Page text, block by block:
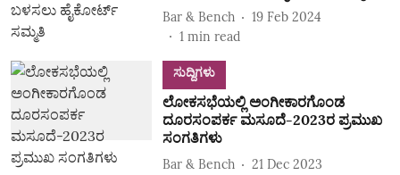
Bar & Bench
19 Feb 2024
1 min read
ಸುದ್ದಿಗಳು
ಲೋಕಸಭೆಯಲ್ಲಿ ಅಂಗೀಕಾರಗೊಂಡ
ದೂರಸಂಪರ್ಕ ಮಸೂದೆ-2023ರ ಪ್ರಮುಖ
ಸಂಗತಿಗಳು
Bar & Bench
21 Dec 2023